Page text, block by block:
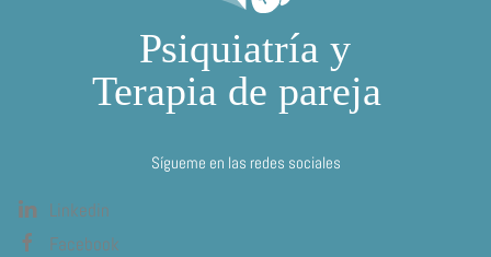
Sígueme en las redes sociales
Linkedin
Facebook